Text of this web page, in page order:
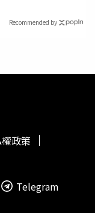
Recommended by
政策
Telegram